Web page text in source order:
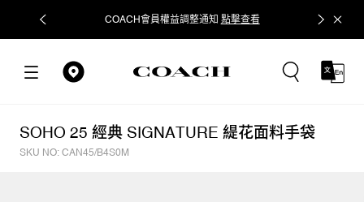
COACH會員權益調整通知 點擊查看 立即追蹤
SOHO 25 經典 SIGNATURE 緹花面料手袋
SKU NO: CAN45/B4S0M